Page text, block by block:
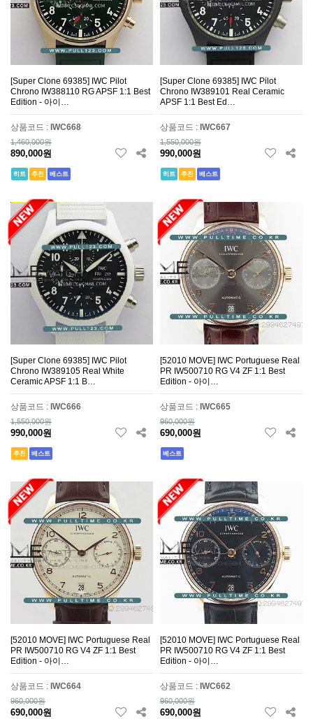
[Super Clone 69385] IWC Pilot
Chrono IW388110 RG APSF 1:1 Best
Edition - 아이…
상품코드 : IWC668
1,460,000원
890,000원
히트 추천 베스트
[Super Clone 69385] IWC Pilot
Chrono IW389101 Real Ceramic
APSF 1:1 Best Ed…
상품코드 : IWC667
1,550,000원
990,000원
히트 추천 베스트
[Super Clone 69385] IWC Pilot
Chrono IW389105 Real White
Ceramic APSF 1:1 B…
상품코드 : IWC666
1,550,000원
990,000원
추천 베스트
[52010 MOVE] IWC Portuguese Real
PR IW500710 RG V4 ZF 1:1 Best
Edition - 아이…
상품코드 : IWC665
960,000원
690,000원
베스트
[52010 MOVE] IWC Portuguese Real
PR IW500710 RG V4 ZF 1:1 Best
Edition - 아이…
상품코드 : IWC664
960,000원
690,000원
[52010 MOVE] IWC Portuguese Real
PR IW500710 RG V4 ZF 1:1 Best
Edition - 아이…
상품코드 : IWC662
960,000원
690,000원